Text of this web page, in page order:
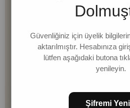
Güvenliğiniz için üyelik
aktarılmıştır. Hesabınıza
lütfen aşağıdaki butona
yenileyin.
Şifremi